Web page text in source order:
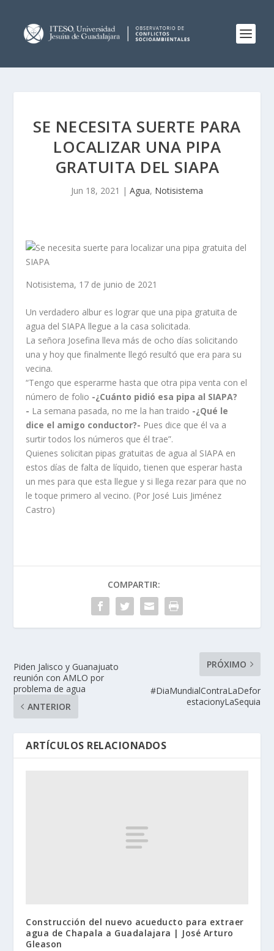
SE NECESITA SUERTE PARA
LOCALIZAR UNA PIPA
GRATUITA DEL SIAPA
Jun 18, 2021 | Agua, Notisistema
Notisistema, 17 de junio de 2021
Un verdadero albur es lograr que una pipa gratuita de
agua del SIAPA llegue a la casa solicitada.
La señora Josefina lleva más de ocho días solicitando
una y hoy que finalmente llegó resultó que era para su
vecina.
“Tengo que esperarme hasta que otra pipa venta con el
número de folio -¿Cuánto pidió esa pipa al SIAPA?
- La semana pasada, no me la han traido -¿Qué le
dice el amigo conductor?- Pues dice que él va a
surtir todos los números que él trae”.
Quienes solicitan pipas gratuitas de agua al SIAPA en
estos días de falta de líquido, tienen que esperar hasta
un mes para que esta llegue y si llega rezar para que no
le toque primero al vecino. (Por José Luis Jiménez
Castro)
COMPARTIR:
Piden Jalisco y Guanajuato
reunión con AMLO por
problema de agua
ANTERIOR
PRÓXIMO
#DiaMundialContraLaDefor
estacionyLaSequia
ARTÍCULOS RELACIONADOS
Construcción del nuevo acueducto para extraer
agua de Chapala a Guadalajara | José Arturo
Gleason